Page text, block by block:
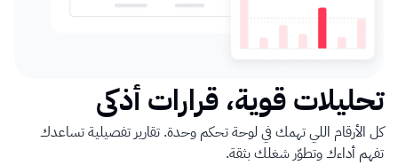
تحليلات قوية، قرارات أذكى
تفهم أداءك وتطوّر شغلك بثقة.